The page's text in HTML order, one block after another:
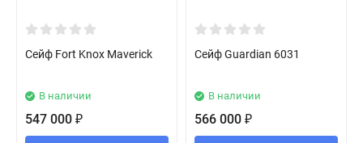
Сейф Fort Knox Maverick
В наличии
547 000 ₽
Сейф Guardian 6031
В наличии
566 000 ₽